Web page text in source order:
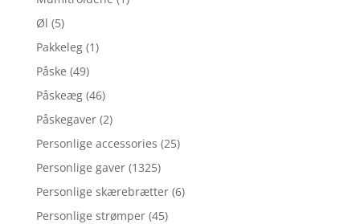
Øl (5)
Pakkeleg (1)
Påske (49)
Påskeæg (46)
Påskegaver (2)
Personlige accessories (25)
Personlige gaver (1325)
Personlige skærebrætter (6)
Personlige strømper (45)